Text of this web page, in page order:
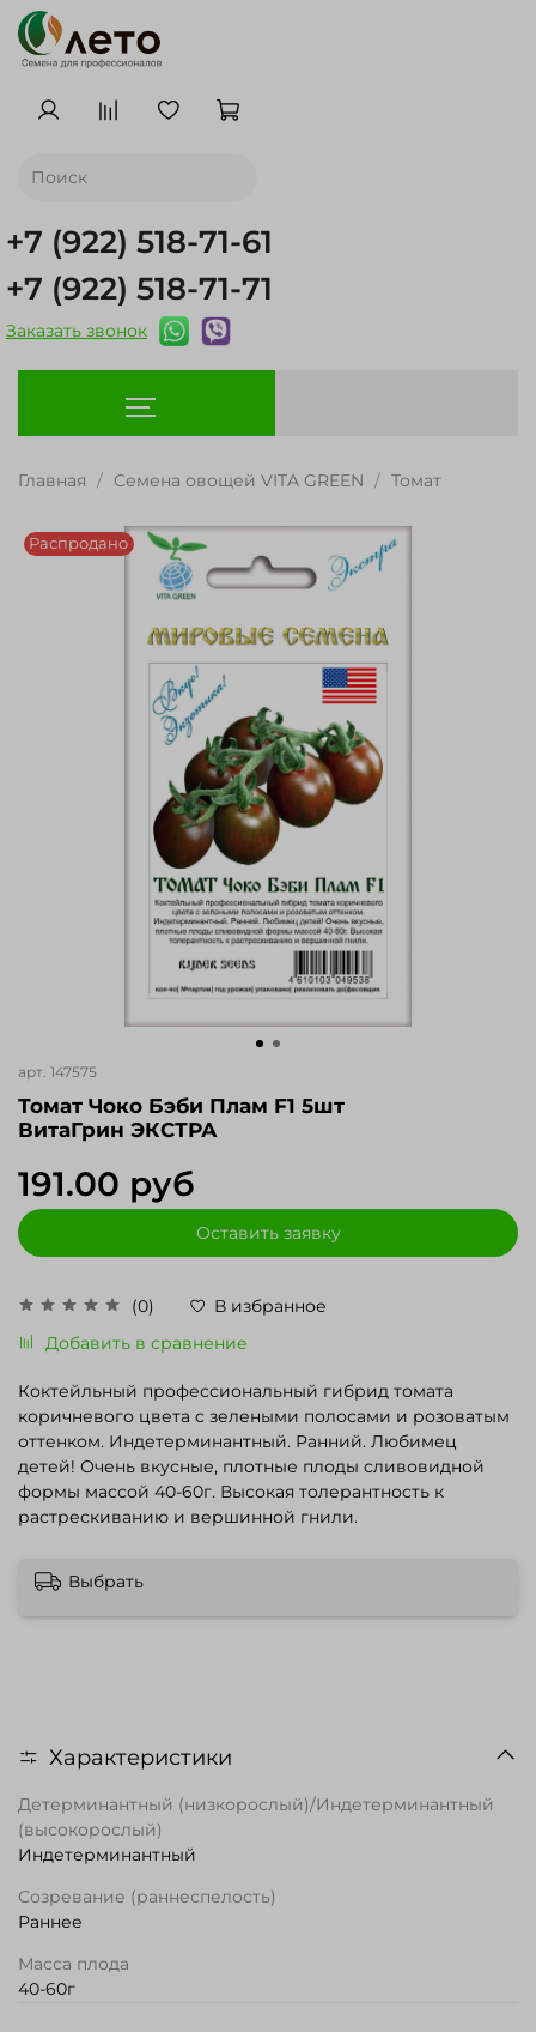
+7 (922) 518-71-61
+7 (922) 518-71-71
Заказать звонок
Главная Семена овощей VITA GREEN Томат
Распродано
арт. 147575
Томат Чоко Бэби Плам F1 5шт
ВитаГрин ЭКСТРА
(0)
В избранное
Добавить в сравнение
191.00 руб
Оставить заявку
Коктейльный профессиональный гибрид томата
коричневого цвета с зелеными полосами и розоватым
оттенком. Индетерминантный. Ранний. Любимец
детей! Очень вкусные, плотные плоды сливовидной
формы массой 40-60г. Высокая толерантность к
растрескиванию и вершинной гнили.
Выбрать
Характеристики
Детерминантный (низкорослый)/Индетерминантный
(высокорослый)
Индетерминантный
Созревание (раннеспелость)
Раннее
Масса плода
40-60г